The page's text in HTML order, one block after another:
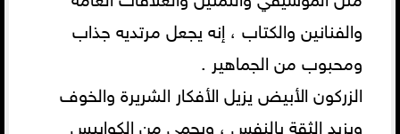
والفنانين والكتاب ، إنه يجعل مرتديه جذاب
ومحبوب من الجماهير .
الزركون الأبيض يزيل الأفكار الشريرة والخوف
ويزيد الثقة بالنفس ، ويحمي من الكوابيس